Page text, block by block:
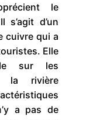
le
s’agit d’un
cuivre qui a
Elle
sur les
la rivière
a pas de